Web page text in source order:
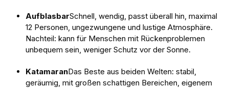
AufblasbarSchnell, wendig, passt überall hin, maximal
12 Personen, ungezwungene und lustige Atmosphäre.
Nachteil: kann für Menschen mit Rückenproblemen
unbequem sein, weniger Schutz vor der Sonne.
KatamaranDas Beste aus beiden Welten: stabil,
geräumig, mit großen schattigen Bereichen, eigenem